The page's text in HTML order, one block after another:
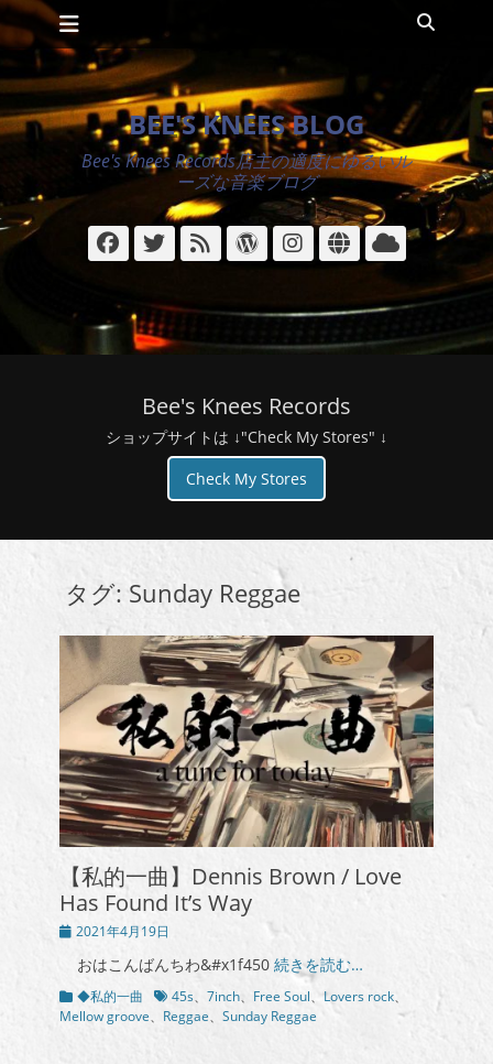
コ
ン
テ
ン
ツ
へ
ッ
プ
メインメニュー
索
BEE'S KNEES BLOG
Bee's Knees Records店主の適度にゆるいル
ーズな音楽ブログ
Facebook
Twitter
ィ
ド
WordPress
Instagram
サ
イ
ク
ラ
ウ
ド
Bee's Knees Records
ショップサイトは ↓"Check My Stores" ↓
Check My Stores
タグ:Sunday Reggae
【私的一曲】Dennis Brown / Love
Has Found It’s Way
投 2021年4月19日
おはこんばんちわ&#x1f450 続きを読む…
カ
テ
◆私的一曲
タ
グ
45s、 7inch、 Free Soul、Lovers rock、
Mellow groove、 Reggae、 Sunday Reggae